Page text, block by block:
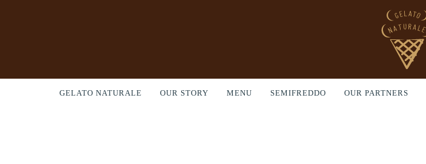
GELATO NATURALE OUR STORY MENU SEMIFREDDO OUR PARTNERS